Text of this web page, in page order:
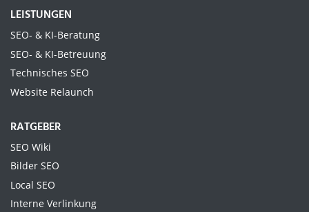
LEISTUNGEN
SEO- & KI-Beratung
SEO- & KI-Betreuung
Technisches SEO
Website Relaunch
RATGEBER
SEO Wiki
Bilder SEO
Local SEO
Interne Verlinkung